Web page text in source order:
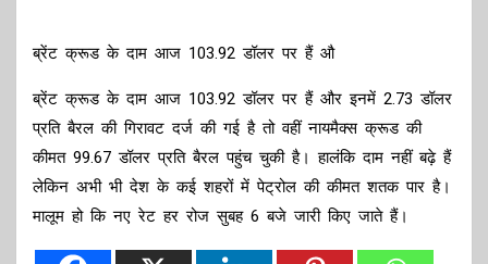
ब्रेंट क्रूड के दाम आज 103.92 डॉलर पर हैं औ
ब्रेंट क्रूड के दाम आज 103.92 डॉलर पर हैं और इनमें 2.73 डॉलर
प्रति बैरल की गिरावट दर्ज की गई है तो वहीं नायमैक्स क्रूड की
कीमत 99.67 डॉलर प्रति बैरल पहुंच चुकी है। हालंकि दाम नहीं बढ़े हैं
लेकिन अभी भी देश के कई शहरों में पेट्रोल की कीमत शतक पार है।
मालूम हो कि नए रेट हर रोज सुबह 6 बजे जारी किए जाते हैं।